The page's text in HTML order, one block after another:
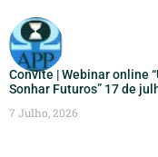
Convite | Webinar online
Sonhar Futuros” 17 de
7 Julho, 2026